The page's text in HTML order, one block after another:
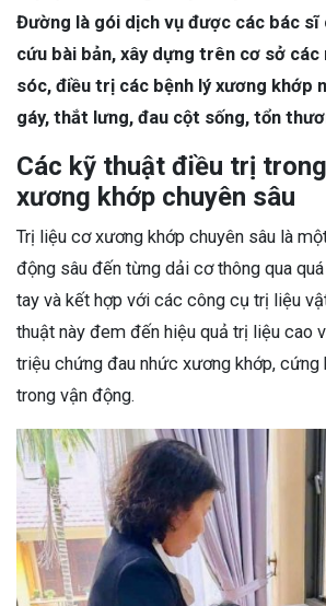
Đường là gói dịch vụ được các bác sĩ
cứu bài bản, xây dựng trên cơ sở các
sóc, điều trị các bệnh lý xương khớp
gáy, thắt lưng, đau cột sống, tổn
Các kỹ thuật điều trị
xương khớp chuyên sâu
Trị liệu cơ xương khớp chuyên sâu là
động sâu đến từng dải cơ thông qua
tay và kết hợp với các công cụ trị liệu
thuật này đem đến hiệu quả trị liệu cao
triệu chứng đau nhức xương khớp, cứng
trong vận động.